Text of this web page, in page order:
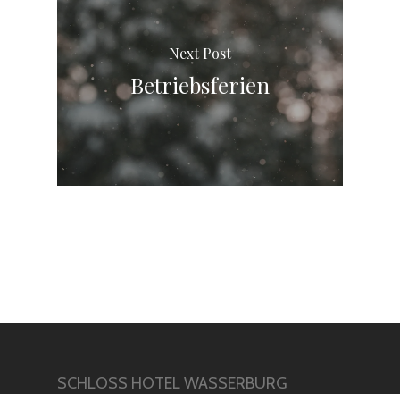
Next Post
Betriebsferien
SCHLOSS HOTEL WASSERBURG